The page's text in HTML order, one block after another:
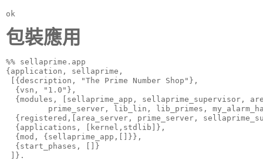
ok
包裝應用
%% sellaprime.app
{application, sellaprime,
[{description, "The Prime Number Shop"},
  {vsn, "1.0"},
{modules, [sellaprime_app, sellaprime_supervisor,
prime_server, lib_lin, lib_primes,
{registered,[area_server, prime_server,
  {applications, [kernel,stdlib]},
  {mod, {sellaprime_app,[]}},
  {start_phases, []}
]}.